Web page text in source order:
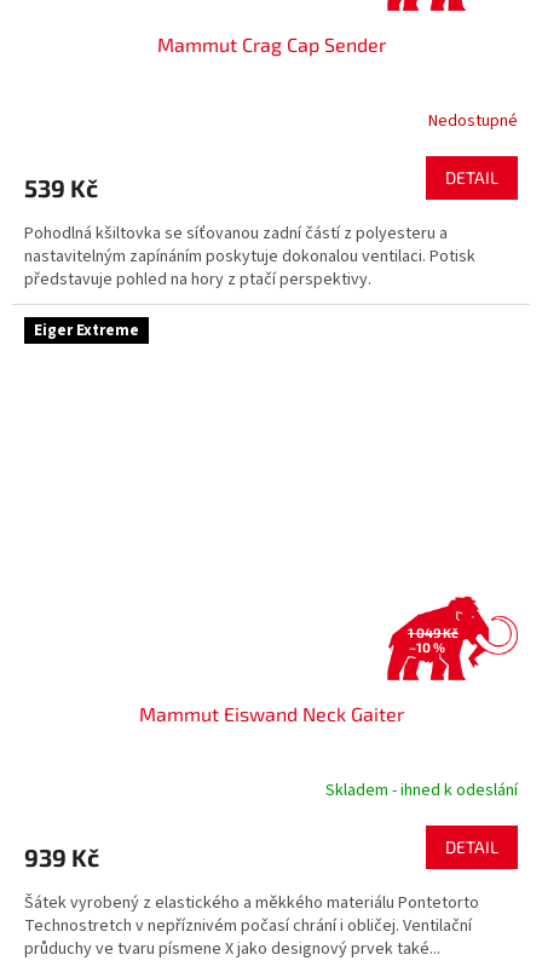
Mammut Crag Cap Sender
Nedostupné
539 Kč DETAIL
Pohodlná kšiltovka se síťovanou zadní částí z polyesteru a
nastavitelným zapínáním poskytuje dokonalou ventilaci. Potisk
představuje pohled na hory z ptačí perspektivy.
Eiger Extreme
1 049 Kč
–10 %
Mammut Eiswand Neck Gaiter
Skladem - ihned k odeslání
939 Kč DETAIL
Šátek vyrobený z elastického a měkkého materiálu Pontetorto
Technostretch v nepříznivém počasí chrání i obličej. Ventilační
průduchy ve tvaru písmene X jako designový prvek také...